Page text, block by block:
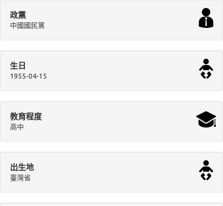
政黨
中國國民黨
生日
1955-04-15
教育程度
高中
出生地
臺灣省